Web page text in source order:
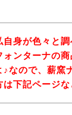
自身が色々と
ォンターナの
♪なので、薪窯
は下記ページ